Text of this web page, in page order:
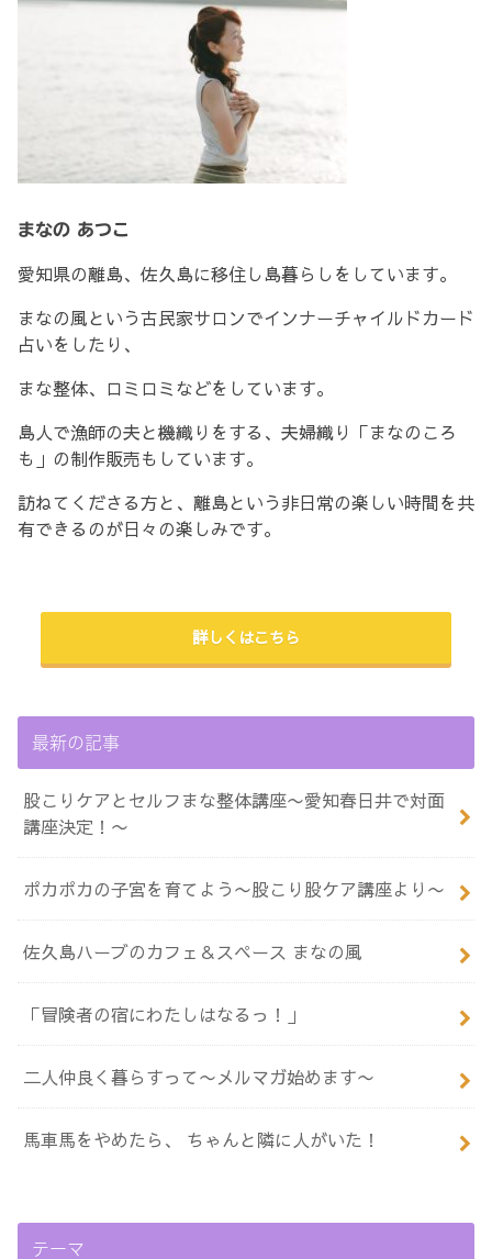
まなの あつこ
愛知県の離島、佐久島に移住し島暮らしをしています。
まなの風という古民家サロンでインナーチャイルドカード
占いをしたり、
まな整体、ロミロミなどをしています。
島人で漁師の夫と機織りをする、夫婦織り「まなのころ
も」の制作販売もしています。
訪ねてくださる方と、離島という非日常の楽しい時間を共
有できるのが日々の楽しみです。
詳しくはこちら
最新の記事
股こりケアとセルフまな整体講座〜愛知春日井で対面
講座決定！〜
ポカポカの子宮を育てよう〜股こり股ケア講座より〜
佐久島ハーブのカフェ＆スペース まなの風
「冒険者の宿にわたしはなるっ！」
二人仲良く暮らすって〜メルマガ始めます〜
馬車馬をやめたら、 ちゃんと隣に人がいた！
テーマ